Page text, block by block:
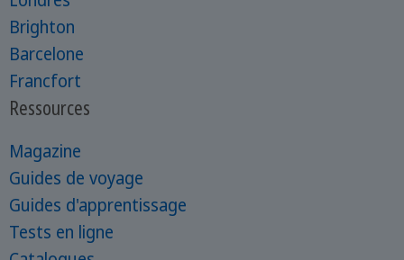
Brighton
Barcelone
Francfort
Ressources
Magazine
Guides de voyage
Guides d'apprentissage
Tests en ligne